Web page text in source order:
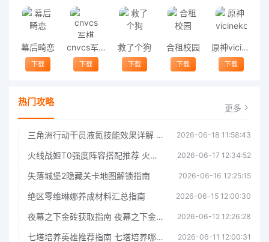
幕后畸恋
下载
cnvcs军棋
下载
救了个狗
下载
合租校园
下载
原神vicineko
下载
热门攻略 更多
三角洲行动干员液氮技能效果详解 三角洲行动干员液氮技能介绍 2026-06-18 11:58:43
火线战姬T0强度阵容搭配推荐 火线战姬T0强度阵容哪个好 2026-06-17 12:34:52
失落城堡2隐藏关卡地图解锁指南 2026-06-16 12:25:15
绝区零维琳娜养成材料汇总指南 2026-06-15 12:00:30
夜幕之下金砖获取指南 夜幕之下金砖获取方法 2026-06-12 12:26:28
七塔培养英雄推荐指南 七塔培养哪个英雄好 2026-06-11 12:00:31